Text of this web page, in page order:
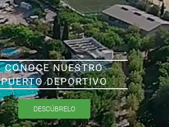
CONOCE NUESTRO
PUERTO DEPORTIVO
DESCÚBRELO